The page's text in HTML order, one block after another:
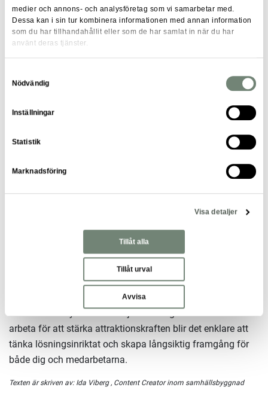
medier och annons- och analysföretag som vi samarbetar med.
Dessa kan i sin tur kombinera informationen med annan information
som du har tillhandahållit eller som de har samlat in när du har
använt deras tjänster.
Nödvändig
Inställningar
Statistik
Marknadsföring
Visa detaljer
Tillåt alla
Tillåt urval
Avvisa
transparent kommunikation kan en organisation radera de
frågetecken som finns internt.
förståelse för varför vissa beslut har tagits och varför vissa
arbetet att klara av utmaningarna tillsammans.
Hos generationen Millennials (personer födda mellan 1981-
förmåner – något värt att tänka på som arbetsgivare!
Hitta framgångsnyckeln och skapa
långsiktig framgång
Det moderna arbetslivet ställer höga krav på både
medarbetare och arbetsgivare. En alltför hög
personalomsättning innebär flera negativa konsekvenser.
När du hittar nyckeln till hur just din organisation ska
arbeta för att stärka attraktionskraften blir det enklare att
tänka lösningsinriktat och skapa långsiktig framgång för
både dig och medarbetarna.
Texten är skriven av: Ida Viberg , Content Creator inom samhällsbyggnad